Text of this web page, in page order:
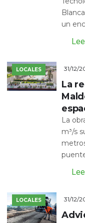
un
LOCALES 31/12/
La
La
m³/s
LOCALES 31/12/